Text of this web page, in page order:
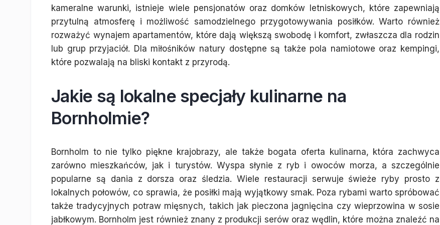
kameralne warunki, istnieje wiele pensjonatów oraz domków letniskowych, które zapewniają
przytulną atmosferę i możliwość samodzielnego przygotowywania posiłków. Warto również
rozważyć wynajem apartamentów, które dają większą swobodę i komfort, zwłaszcza dla rodzin
lub grup przyjaciół. Dla miłośników natury dostępne są także pola namiotowe oraz kempingi,
które pozwalają na bliski kontakt z przyrodą.
Jakie są lokalne specjały kulinarne na
Bornholmie?
Bornholm to nie tylko piękne krajobrazy, ale także bogata oferta kulinarna, która zachwyca
zarówno mieszkańców, jak i turystów. Wyspa słynie z ryb i owoców morza, a szczególnie
popularne są dania z dorsza oraz śledzia. Wiele restauracji serwuje świeże ryby prosto z
lokalnych połowów, co sprawia, że posiłki mają wyjątkowy smak. Poza rybami warto spróbować
także tradycyjnych potraw mięsnych, takich jak pieczona jagnięcina czy wieprzowina w sosie
jabłkowym. Bornholm jest również znany z produkcji serów oraz wędlin, które można znaleźć na